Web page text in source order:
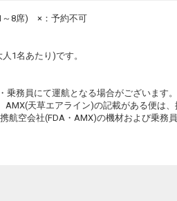
～8席) ×：予約不可
1名あたり)です。
乗務員にて運航となる場合がございます。
AMX(天草エアライン)の記載がある便は
航空会社(FDA・AMX)の機材および乗務